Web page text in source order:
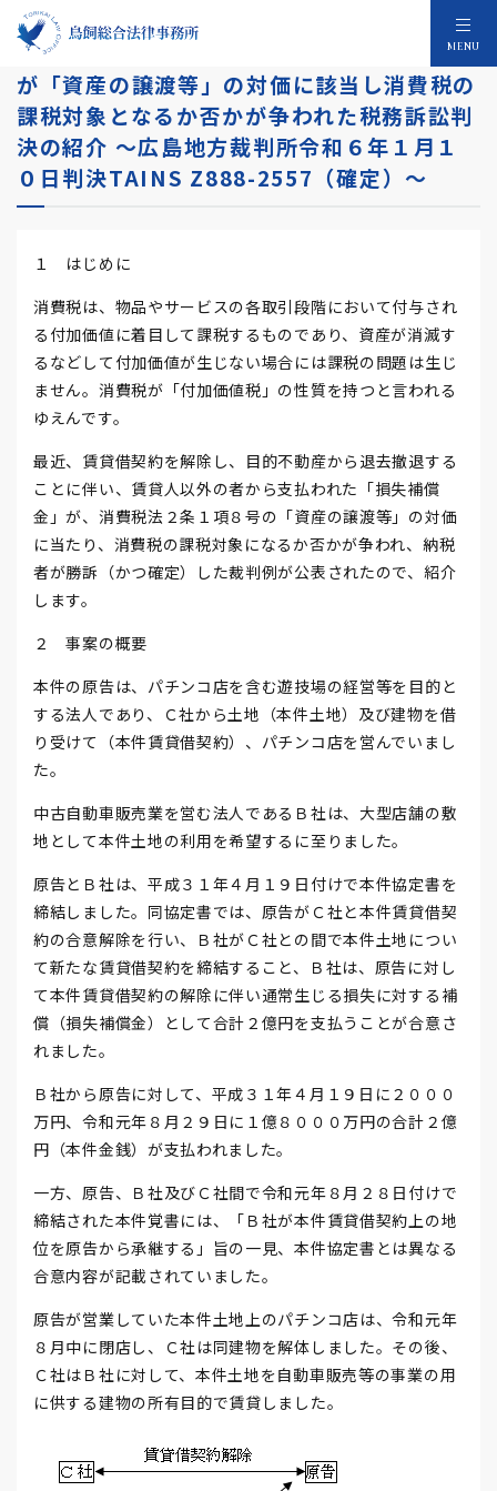
MENU
賃貸人以外の者から受領した「損失補償金」
が「資産の譲渡等」の対価に該当し消費税の
課税対象となるか否かが争われた税務訴訟判
決の紹介 ～広島地方裁判所令和６年１月１
０日判決TAINS Z888-2557（確定）～
１ はじめに
消費税は、物品やサービスの各取引段階において付与され
る付加価値に着目して課税するものであり、資産が消滅す
るなどして付加価値が生じない場合には課税の問題は生じ
ません。消費税が「付加価値税」の性質を持つと言われる
ゆえんです。
最近、賃貸借契約を解除し、目的不動産から退去撤退する
ことに伴い、賃貸人以外の者から支払われた「損失補償
金」が、消費税法２条１項８号の「資産の譲渡等」の対価
に当たり、消費税の課税対象になるか否かが争われ、納税
者が勝訴（かつ確定）した裁判例が公表されたので、紹介
します。
２ 事案の概要
本件の原告は、パチンコ店を含む遊技場の経営等を目的と
する法人であり、Ｃ社から土地（本件土地）及び建物を借
り受けて（本件賃貸借契約）、パチンコ店を営んでいまし
た。
中古自動車販売業を営む法人であるＢ社は、大型店舗の敷
地として本件土地の利用を希望するに至りました。
原告とＢ社は、平成３１年４月１９日付けで本件協定書を
締結しました。同協定書では、原告がＣ社と本件賃貸借契
約の合意解除を行い、Ｂ社がＣ社との間で本件土地につい
て新たな賃貸借契約を締結すること、Ｂ社は、原告に対し
て本件賃貸借契約の解除に伴い通常生じる損失に対する補
償（損失補償金）として合計２億円を支払うことが合意さ
れました。
Ｂ社から原告に対して、平成３１年４月１９日に２０００
万円、令和元年８月２９日に１億８０００万円の合計２億
円（本件金銭）が支払われました。
一方、原告、Ｂ社及びＣ社間で令和元年８月２８日付けで
締結された本件覚書には、「Ｂ社が本件賃貸借契約上の地
位を原告から承継する」旨の一見、本件協定書とは異なる
合意内容が記載されていました。
原告が営業していた本件土地上のパチンコ店は、令和元年
８月中に閉店し、Ｃ社は同建物を解体しました。その後、
Ｃ社はＢ社に対して、本件土地を自動車販売等の事業の用
に供する建物の所有目的で賃貸しました。